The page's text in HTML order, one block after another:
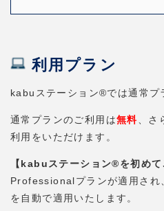
利用プラン
kabuステーション®では通常
通常プランのご利用は無料 、
利用をいただけます。
【kabuステーション®を初めて
Professionalプランが適用され
を自動で適用いたします。